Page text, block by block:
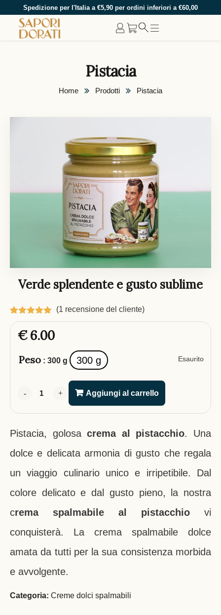
Spedizione per l'Italia a €5,90 per ordini inferiori a €60,00
Pistacia
Home Prodotti Pistacia
Verde splendente e gusto sublime
Valutato
5.00su 5
su base
(1 recensione del cliente)
€6.00
Peso : 300 g 300 g Esaurito
- +
- +
- + Aggiungi al carrello
Pistacia, golosacrema al pistacchio. Una
dolce e delicata armonia di gusto che regala
un viaggio culinario unico e irripetibile. Dal
colore delicato e dal gusto pieno, la nostra
crema spalmabile al pistacchio vi
conquisterà. La crema spalmabile dolce
amata da tutti per la sua consistenza morbida
e avvolgente.
Categoria: Creme dolci spalmabili